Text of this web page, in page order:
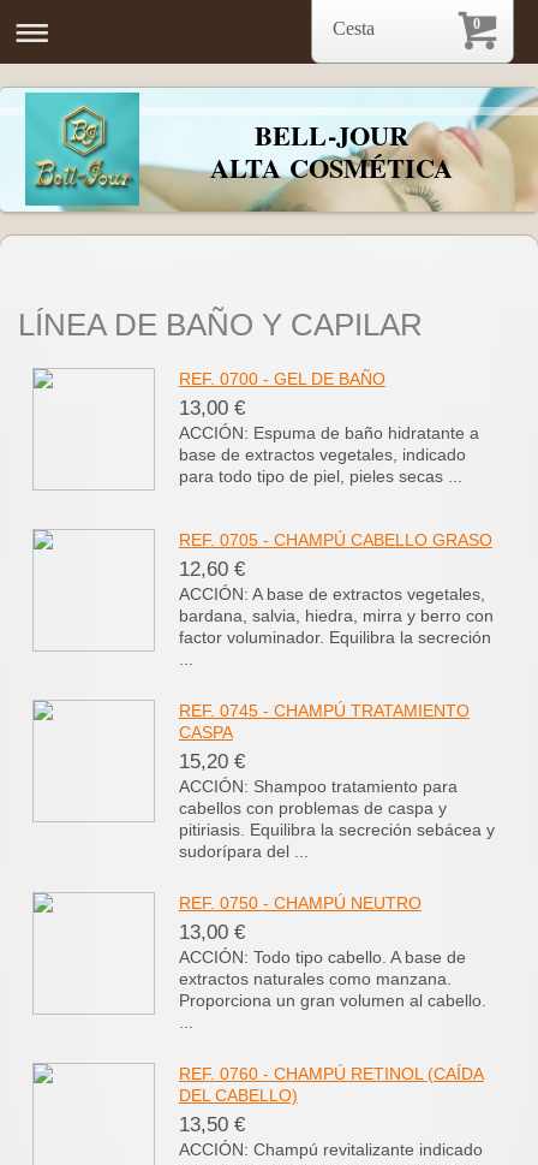
BELL-JOUR
ALTA COSMÉTICA
LÍNEA DE BAÑO Y CAPILAR
REF. 0700 - GEL DE BAÑO
13,00 €
ACCIÓN: Espuma de baño hidratante a
base de extractos vegetales, indicado
para todo tipo de piel, pieles secas ...
REF. 0705 - CHAMPÚ CABELLO GRASO
12,60 €
ACCIÓN: A base de extractos vegetales,
bardana, salvia, hiedra, mirra y berro con
factor voluminador. Equilibra la secreción
REF. 0745 - CHAMPÚ TRATAMIENTO
CASPA
15,20 €
ACCIÓN: Shampoo tratamiento para
cabellos con problemas de caspa y
pitiriasis. Equilibra la secreción sebácea y
sudorípara del ...
REF. 0750 - CHAMPÚ NEUTRO
13,00 €
ACCIÓN: Todo tipo cabello. A base de
extractos naturales como manzana.
Proporciona un gran volumen al cabello.
REF. 0760 - CHAMPÚ RETINOL (CAÍDA
DEL CABELLO)
13,50 €
ACCIÓN: Champú revitalizante indicado
0
Cesta